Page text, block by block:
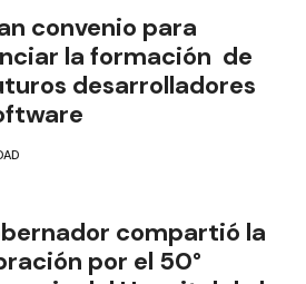
convenio para
la formación de
desarrolladores
compartió la
por el 50°